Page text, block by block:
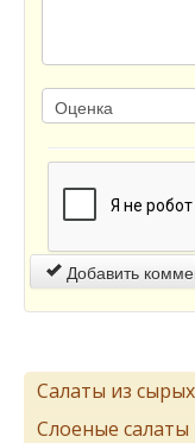
Добавить
Салаты из
Слоеные